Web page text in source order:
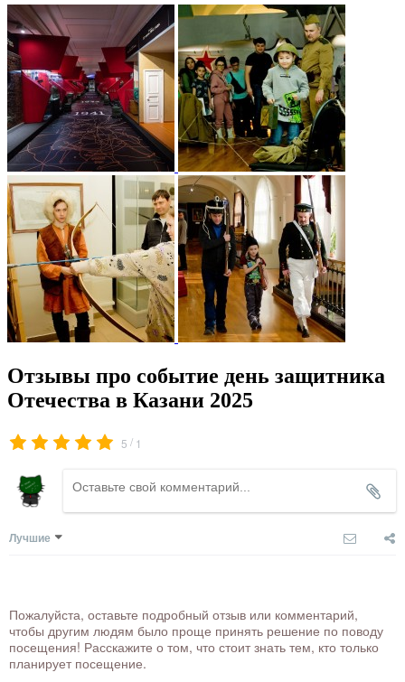
Отзывы про событие день защитника
Отечества в Казани 2025
5 / 1
Лучшие
Пожалуйста, оставьте подробный отзыв или комментарий,
чтобы другим людям было проще принять решение по поводу
посещения! Расскажите о том, что стоит знать тем, кто только
планирует посещение.